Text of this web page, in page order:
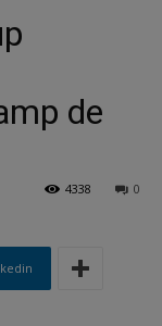
de
0
4338